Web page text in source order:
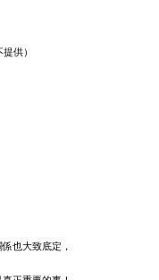
供）
也大致底定，